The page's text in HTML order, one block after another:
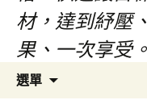
材，達到紓壓
果、一次享受。
選單